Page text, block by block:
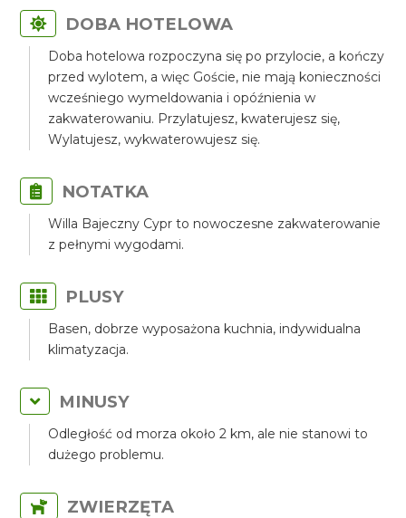
DOBA HOTELOWA
Doba hotelowa rozpoczyna się po przylocie, a kończy
przed wylotem, a więc Goście, nie mają konieczności
wcześniego wymeldowania i opóźnienia w
zakwaterowaniu. Przylatujesz, kwaterujesz się,
Wylatujesz, wykwaterowujesz się.
NOTATKA
Willa Bajeczny Cypr to nowoczesne zakwaterowanie
z pełnymi wygodami.
PLUSY
Basen, dobrze wyposażona kuchnia, indywidualna
klimatyzacja.
MINUSY
Odległość od morza około 2 km, ale nie stanowi to
dużego problemu.
ZWIERZĘTA